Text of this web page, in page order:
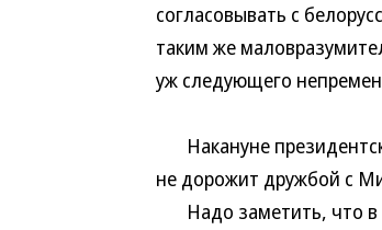
согласовывать с
таким же
уж следующего
Накануне
не дорожит дружбой с
Надо заметить, что в